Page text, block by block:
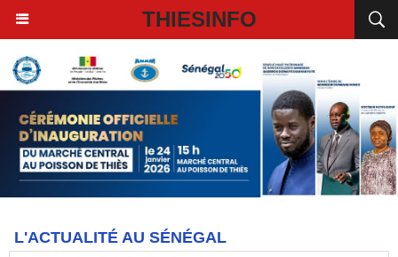
THIESINFO
L'ACTUALITÉ AU SÉNÉGAL